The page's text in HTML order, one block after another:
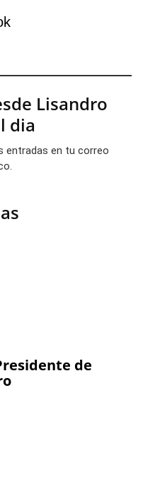
Lisandro
dia
entradas en tu correo
de